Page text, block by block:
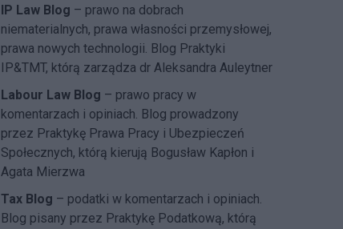
IP Law Blog – prawo na dobrach
niematerialnych, prawa własności przemysłowej,
prawa nowych technologii. Blog Praktyki
IP&TMT, którą zarządza dr Aleksandra Auleytner
Labour Law Blog – prawo pracy w
komentarzach i opiniach. Blog prowadzony
przez Praktykę Prawa Pracy i Ubezpieczeń
Społecznych, którą kierują Bogusław Kapłon i
Agata Mierzwa
Tax Blog – podatki w komentarzach i opiniach.
Blog pisany przez Praktykę Podatkową, którą